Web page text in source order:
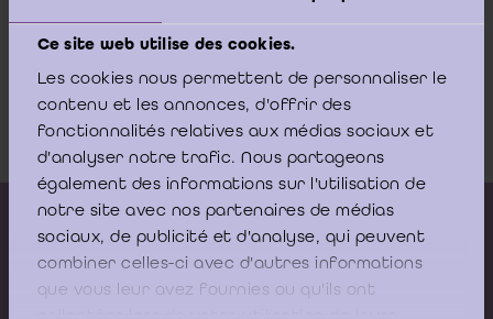
Ce site web utilise des cookies.
Les cookies nous permettent de personnaliser le
contenu et les annonces, d'offrir des
fonctionnalités relatives aux médias sociaux et
d'analyser notre trafic. Nous partageons
également des informations sur l'utilisation de
notre site avec nos partenaires de médias
sociaux, de publicité et d'analyse, qui peuvent
combiner celles-ci avec d'autres informations
que vous leur avez fournies ou qu'ils ont
2011.pdf
Arrest nr. 1832011-1.12.2011
Download
Kalender vorming
Gepubliceerde adviezen